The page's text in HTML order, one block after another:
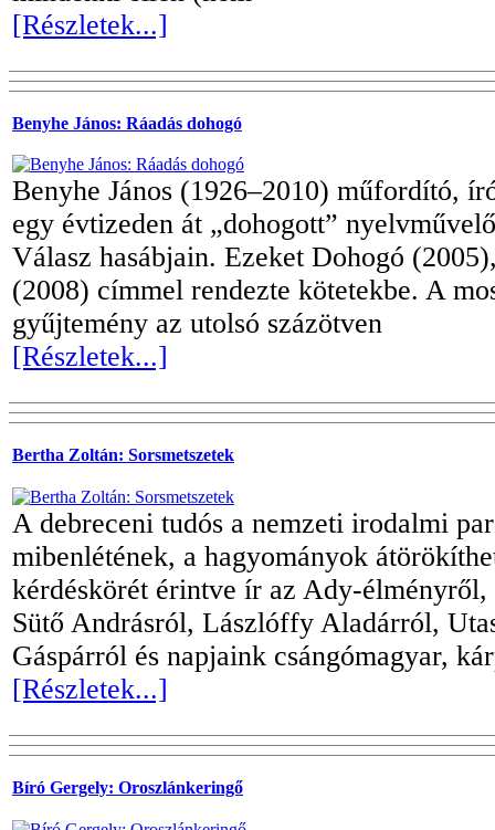
[Részletek...]
Benyhe János: Ráadás dohogó
Benyhe János (1926–2010) műfordító,
egy évtizeden át „dohogott”
Válasz hasábjain. Ezeket Dohogó
(2008) címmel rendezte kötetekbe. A
gyűjtemény az utolsó százötven
[Részletek...]
Bertha Zoltán: Sorsmetszetek
A debreceni tudós a nemzeti irodalmi
mibenlétének, a hagyományok
kérdéskörét érintve ír az Ady-
Sütő Andrásról, Lászlóffy Aladárról,
Gáspárról és napjaink csángómagyar,
[Részletek...]
Bíró Gergely: Oroszlánkeringő